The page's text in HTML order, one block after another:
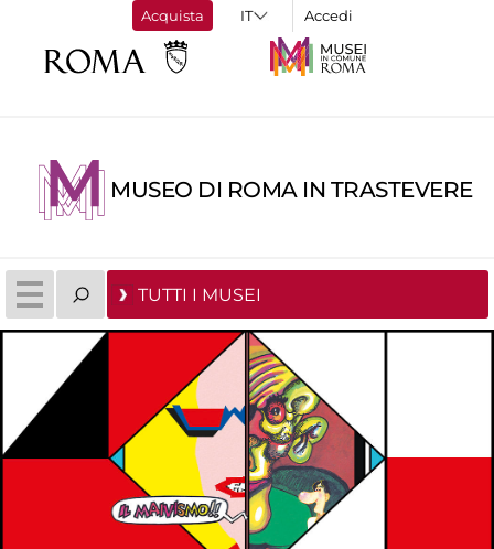
Acquista Accedi
MUSEO DI ROMA IN TRASTEVERE
TUTTI I MUSEI